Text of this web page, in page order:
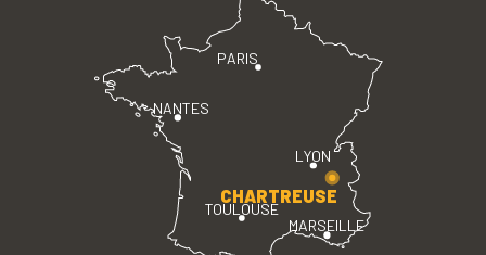
PARIS
LYON
TOULOUSE
MARSEILLE
NANTES
CHARTREUSE